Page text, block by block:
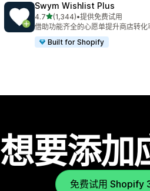
Swym Wishlist Plus
4.7星（满分 5 星）
(1,344)
总共 1344 条评论
•提供免费试用
借助功能齐全的心愿单提升商店转化
Built for Shopify
想要添加
免费试用 Shopify